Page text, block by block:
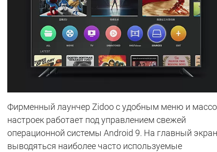
Фирменный лаунчер Zidoo с удобным меню и
настроек работает под управлением свежей
операционной системы Android 9. На главный экран
выводяться наиболее часто используемые